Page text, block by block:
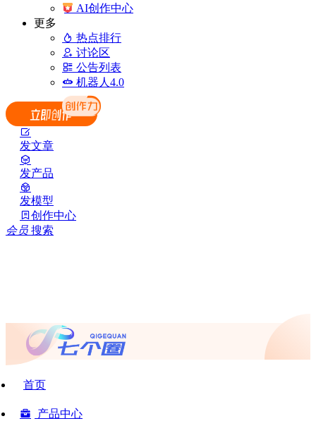
AI创作中心
更多
热点排行
讨论区
公告列表
机器人4.0
发文章
发产品
发模型
创作中心
会员 搜索
首页
产品中心